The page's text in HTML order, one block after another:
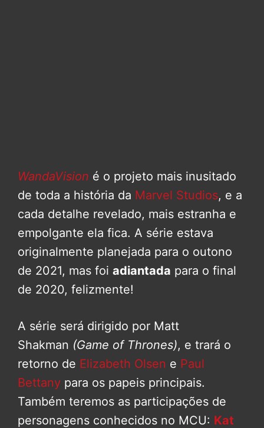
WandaVision é o projeto mais inusitado
de toda a história da Marvel Studios, e a
cada detalhe revelado, mais estranha e
empolgante ela fica. A série estava
originalmente planejada para o outono
de 2021, mas foi adiantada para o final
de 2020, felizmente!
A série será dirigido por Matt
Shakman (Game of Thrones), e trará o
retorno de Elizabeth Olsen e Paul
Bettany para os papeis principais.
Também teremos as participações de
personagens conhecidos no MCU: Kat